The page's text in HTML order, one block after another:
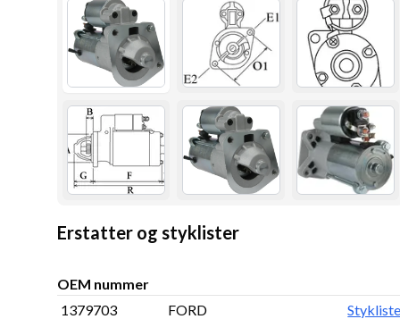
Erstatter og styklister
OEM nummer
1379703
FORD